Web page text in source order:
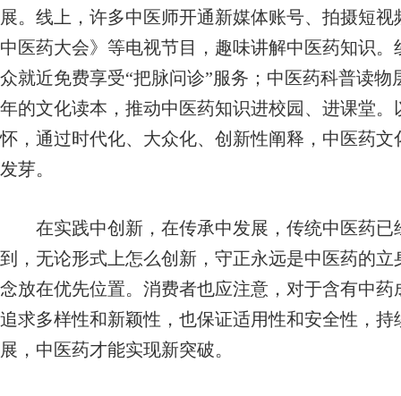
展。线上，许多中医师开通新媒体账号、拍摄短
中医药大会》等电视节目，趣味讲解中医药知识
众就近免费享受“把脉问诊”服务；中医药科普读
年的文化读本，推动中医药知识进校园、进课堂
怀，通过时代化、大众化、创新性阐释，中医药
发芽。
在实践中创新，在传承中发展，传统中医药已
到，无论形式上怎么创新，守正永远是中医药的
念放在优先位置。消费者也应注意，对于含有中
追求多样性和新颖性，也保证适用性和安全性，
展，中医药才能实现新突破。